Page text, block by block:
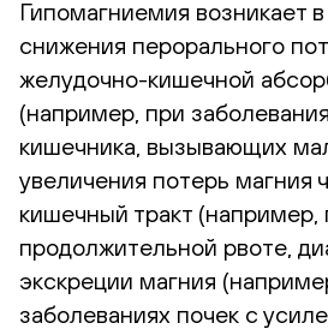
Гипомагниемия возникает
снижения перорального
желудочно-кишечной
(например, при
кишечника, вызывающих
увеличения потерь магния
кишечный тракт (например,
продолжительной рвоте,
экскреции магния
заболеваниях почек с